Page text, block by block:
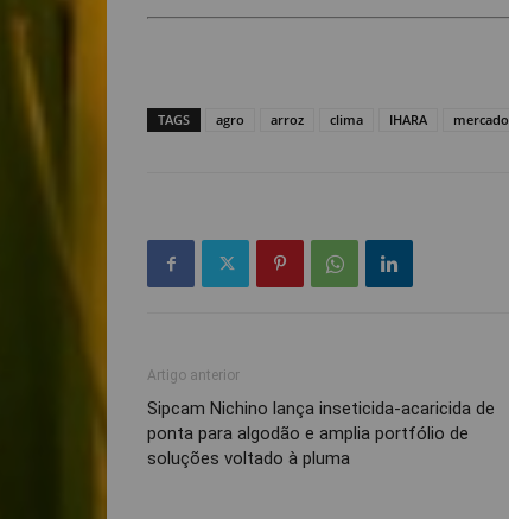
TAGS agro arroz clima IHARA mercado
Artigo anterior
Sipcam Nichino lança inseticida-acaricida de
ponta para algodão e amplia portfólio de
soluções voltado à pluma